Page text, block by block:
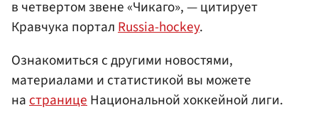
в четвертом звене «Чикаго», — цитирует
Кравчука портал Russia-hockey.
Ознакомиться с другими новостями,
материалами и статистикой вы можете
настраницеНациональной хоккейной лиги.